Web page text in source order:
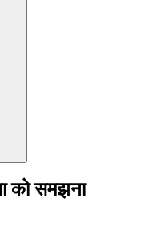
को समझना